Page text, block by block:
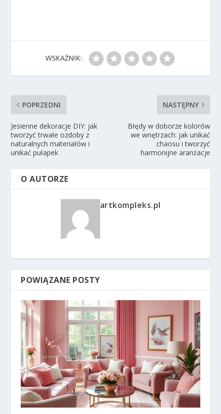
WSKAŹNIK:
POPRZEDNI
Jesienne dekoracje DIY: jak
tworzyć trwałe ozdoby z
naturalnych materiałów i
unikać pułapek
NASTĘPNY
Błędy w doborze kolorów
we wnętrzach: jak unikać
chaosu i tworzyć
harmonijne aranżacje
O AUTORZE
artkompleks.pl
POWIĄZANE POSTY